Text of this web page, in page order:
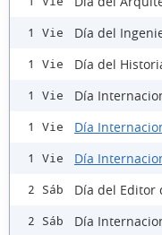
1 Vie Día del
1 Vie Día del
1 Vie Día
1 Vie Día
1 Vie Día
2 Sáb Día del Editor
2 Sáb Día